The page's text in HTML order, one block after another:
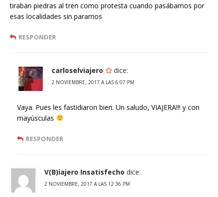
tiraban piedras al tren como protesta cuando pasábamos por
esas localidades sin pararnos
RESPONDER
carloselviajero dice:
2 NOVIEMBRE, 2017 A LAS 6:07 PM
Vaya. Pues les fastidiaron bien. Un saludo, VIAJERA!!! y con
mayúsculas
RESPONDER
V(B)iajero Insatisfecho dice:
2 NOVIEMBRE, 2017 A LAS 12:36 PM